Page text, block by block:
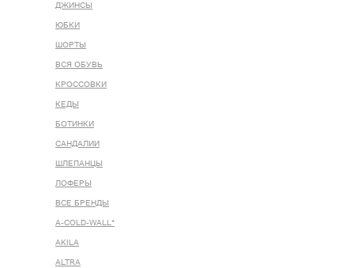
ДЖИНСЫ
ЮБКИ
ШОРТЫ
ВСЯ ОБУВЬ
КРОССОВКИ
КЕДЫ
БОТИНКИ
САНДАЛИИ
ШЛЕПАНЦЫ
ЛОФЕРЫ
ВСЕ БРЕНДЫ
A-COLD-WALL*
AKILA
ALTRA